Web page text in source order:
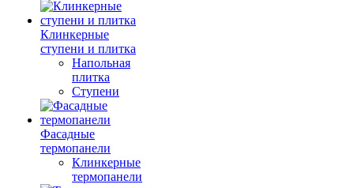
Клинкерные
ступени и плитка
Напольная
плитка
Ступени
Фасадные
термопанели
Клинкерные
термопанели